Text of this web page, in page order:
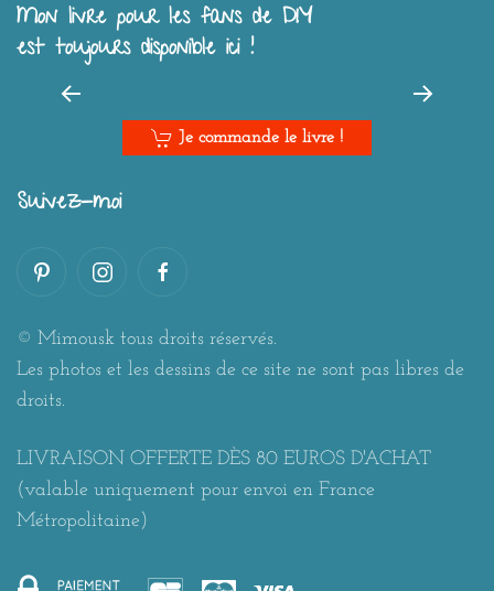
Mon livre pour les fans de DIY
est toujours disponible ici !
Je commande le livre !
Suivez-moi
© Mimousk tous droits réservés.
Les photos et les dessins de ce site ne sont pas libres de
droits.
LIVRAISON OFFERTE DÈS 80 EUROS D'ACHAT
(valable uniquement pour envoi en France
Métropolitaine)